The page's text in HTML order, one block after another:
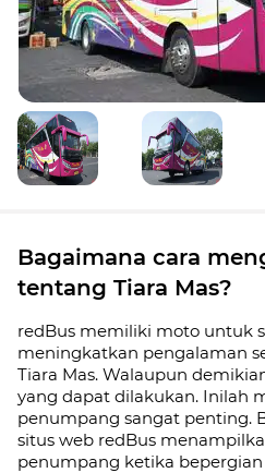
Bagaimana cara
tentang Tiara Mas?
redBus memiliki moto untuk
meningkatkan pengalaman
Tiara Mas. Walaupun
yang dapat dilakukan. Inilah
penumpang sangat penting.
situs web redBus
penumpang ketika bepergian